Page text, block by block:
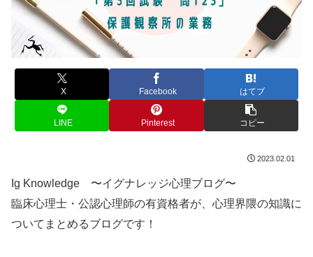
X Facebook はてブ
LINE Pinterest コピー
2023.02.01
Ig Knowledge 〜イグナレッジ心理ブログ〜
臨床心理士・公認心理師の有資格者が、心理界隈の知識に
ついてまとめるブログです！